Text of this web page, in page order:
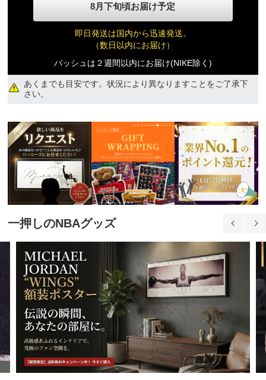
8月下旬頃お届け予定
即日発送は国内から迅速発送。
（数日以内にお届け）
バッシュは２週間以内にお届け(NIKE除く)
あくまでも目安です。状況により異なりますことをご了承下
さい。
一押しのNBAグッズ
13,840円(税込)
13,840円(税込)
13,840円(税込)